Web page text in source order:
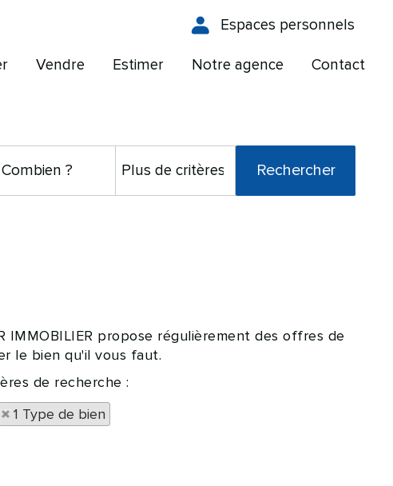
Espaces personnels
Vendre Estimer Notre agence Contact
IMMOBILIER propose régulièrement des offres de
le bien qu'il vous faut.
de recherche :
1 Type de bien